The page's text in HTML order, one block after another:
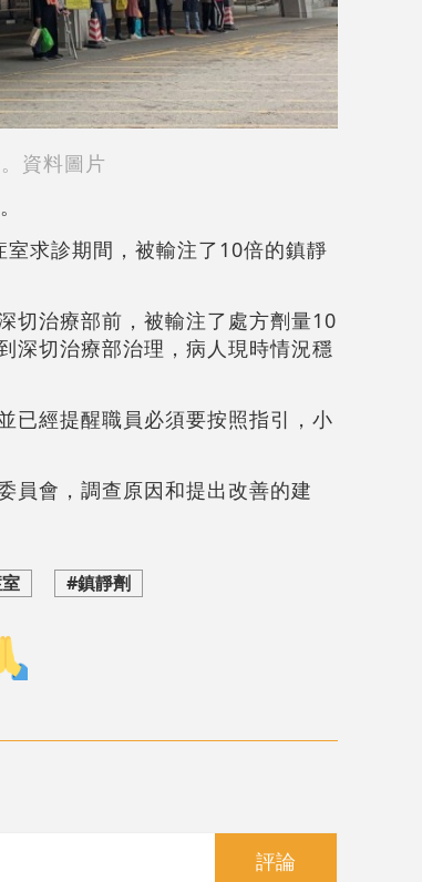
資料圖片
求診期間，被輸注了10倍的鎮靜
切治療部前，被輸注了處方劑量10
深切治療部治理，病人現時情況穩
已經提醒職員必須要按照指引，小
員會，調查原因和提出改善的建
#鎮靜劑
評論